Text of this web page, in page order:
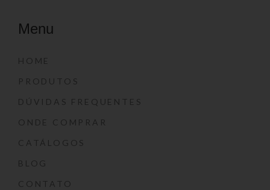
Menu
HOME
PRODUTOS
DÚVIDAS FREQUENTES
ONDE COMPRAR
CATÁLOGOS
BLOG
CONTATO